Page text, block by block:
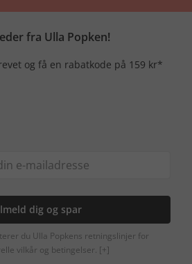
fra Ulla Popken!
og få en rabatkode på 159 kr*
dig og spar
du Ulla Popkens retningslinjer for
vilkår og betingelser. [+]